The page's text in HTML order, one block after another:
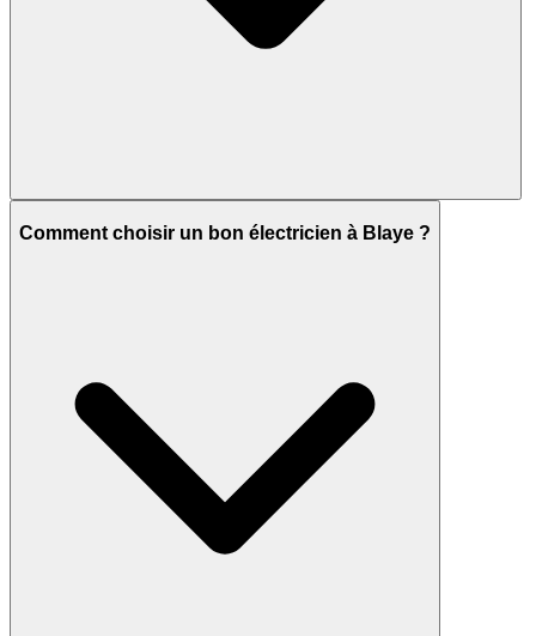
Comment choisir un bon électricien à Blaye ?